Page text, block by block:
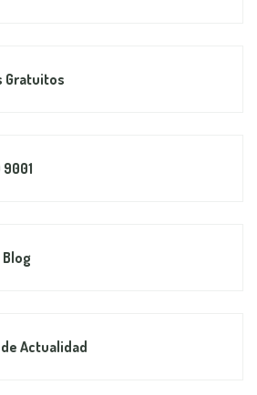
Gratuitos
Actualidad